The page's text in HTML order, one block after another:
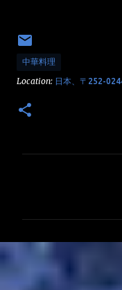
中華料理
Location: 日本、〒252-